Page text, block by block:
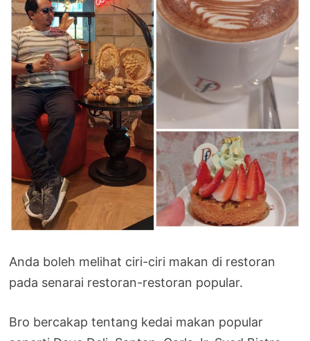
Anda boleh melihat ciri-ciri makan di restoran
pada senarai restoran-restoran popular.
Bro bercakap tentang kedai makan popular